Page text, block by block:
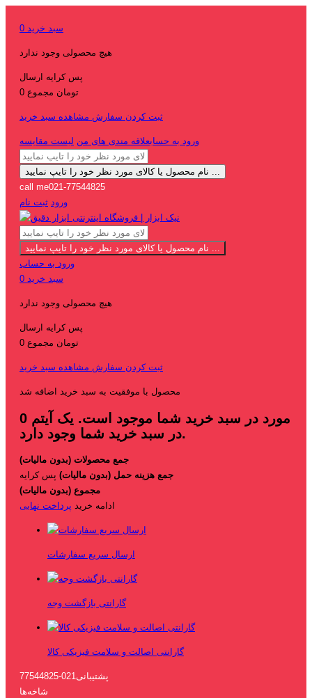
سبد خرید 0
هیچ محصولی وجود ندارد
پس کرایه ارسال
0 تومان مجموع
ثبت کردن سفارش مشاهده سبد خرید
ورود به حسابعلاقه مندی های من لیست مقایسه
نام محصول یا کالای مورد نظر خود را تایپ نمایید ...
call me021-77544825
ورود ثبت نام
نام محصول یا کالای مورد نظر خود را تایپ نمایید ...
ورود به حساب
سبد خرید 0
هیچ محصولی وجود ندارد
پس کرایه ارسال
0 تومان مجموع
ثبت کردن سفارش مشاهده سبد خرید
محصول با موفقیت به سبد خرید اضافه شد
0 مورد در سبد خرید شما موجود است. یک آیتم
در سبد خرید شما وجود دارد.
جمع محصولات (بدون مالیات)
جمع هزینه حمل (بدون مالیات) پس کرایه
مجموع (بدون مالیات)
ادامه خرید پرداخت نهایی
ارسال سریع سفارشات
گارانتی بازگشت وجه
گارانتی اصالت و سلامت فیزیکی کالا
پشتیبانی021-77544825
شاخه‌ها